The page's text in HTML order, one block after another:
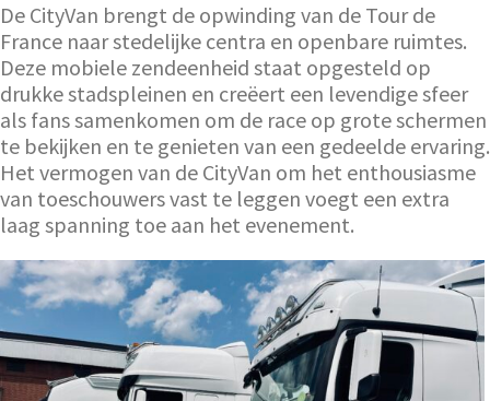
De CityVan brengt de opwinding van de Tour de
France naar stedelijke centra en openbare ruimtes.
Deze mobiele zendeenheid staat opgesteld op
drukke stadspleinen en creëert een levendige sfeer
als fans samenkomen om de race op grote schermen
te bekijken en te genieten van een gedeelde ervaring.
Het vermogen van de CityVan om het enthousiasme
van toeschouwers vast te leggen voegt een extra
laag spanning toe aan het evenement.